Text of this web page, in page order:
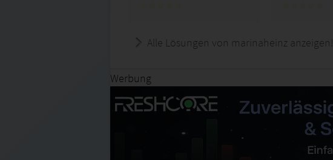
Alle Lösungen von marinaheinz anzeigen!
Werbung